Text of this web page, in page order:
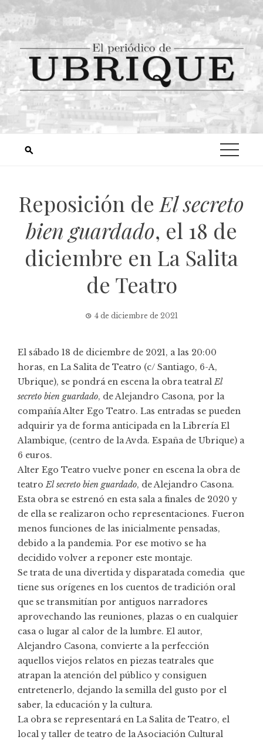
Reposición de El secreto
bien guardado, el 18 de
diciembre en La Salita
de Teatro
4 de diciembre de 2021
El sábado 18 de diciembre de 2021, a las 20:00
horas, en La Salita de Teatro (c/ Santiago, 6-A,
Ubrique), se pondrá en escena la obra teatralEl
secreto bien guardado, de Alejandro Casona, por la
compañía Alter Ego Teatro. Las entradas se pueden
adquirir ya de forma anticipada en laLibrería El
Alambique, (centro de la Avda. España de Ubrique) a
6 euros.
Alter Ego Teatro vuelve poner en escena la obra de
teatroEl secreto bien guardado, de Alejandro Casona.
Esta obra se estrenó en esta sala a finales de 2020 y
de ella se realizaron ocho representaciones. Fueron
menos funciones de las inicialmente pensadas,
debido a la pandemia. Por ese motivo se ha
decidido volver a reponer este montaje.
Se trata de una divertida y disparatada comedia que
tiene sus orígenes en los cuentos de tradición oral
que se transmitían por antiguos narradores
aprovechando las reuniones, plazas o en cualquier
casa o lugar al calor de la lumbre. El autor,
Alejandro Casona, convierte a la perfección
aquellos viejos relatos en piezas teatrales que
atrapan la atención del público y consiguen
entretenerlo, dejando la semilla del gusto por el
saber, la educación y la cultura.
La obra se representará en La Salita de Teatro, el
local y taller de teatro de la Asociación Cultural